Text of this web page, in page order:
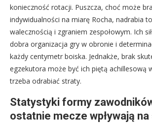
konieczność rotacji. Puszcza, choć może
indywidualności na miarę Rocha, nadrabia
walecznością i zgraniem zespołowym. Ich
dobra organizacja gry w obronie i
każdy centymetr boiska. Jednakże, brak
egzekutora może być ich piętą achillesową
trzeba odrabiać straty.
Statystyki formy
ostatnie mecze wpływają na